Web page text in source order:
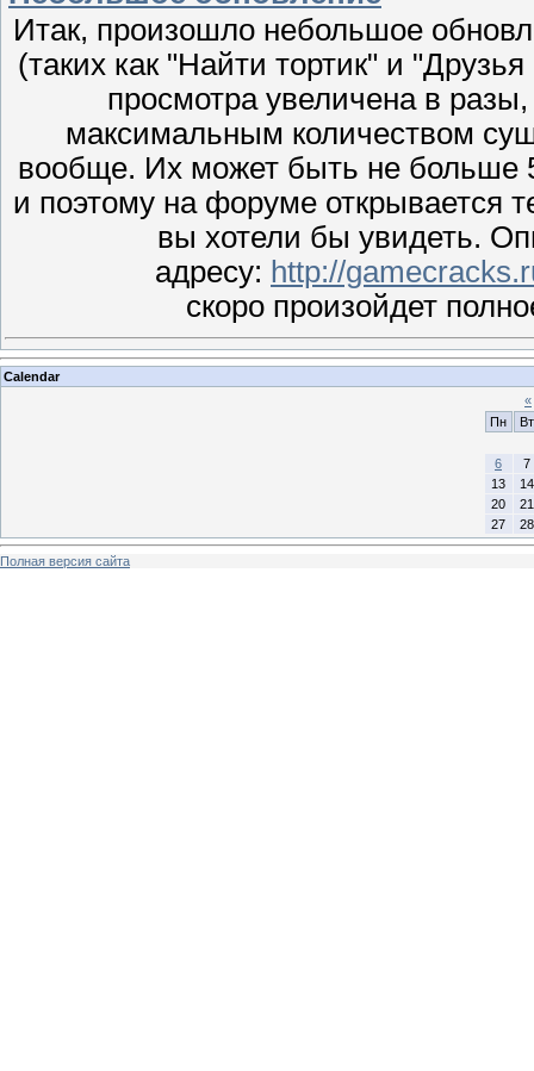
Итак, произошло небольшое
(таких как "Найти тортик" и
просмотра увеличена в
максимальным количеством
вообще. Их может быть не больше
и поэтому на форуме открывается
вы хотели бы увидеть.
адресу: http://
скоро произойдет
Calendar
«
Пн
Вт
6
7
13
14
20
21
27
28
Полная версия сайта